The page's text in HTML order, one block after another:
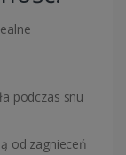
podczas snu
od zagnieceń